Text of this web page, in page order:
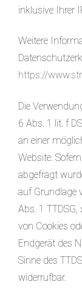
inklusive Ihrer
Weitere
https://
Die
6 Abs. 1 lit. f
an einer
Website.
abgefragt
auf Grundlage
Abs. 1
von Cookies
Endgerät des
Sinne des
widerrufbar.